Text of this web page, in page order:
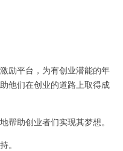
平台，为有创业潜能的年
他们在创业的道路上取得成
助创业者们实现其梦想。
。